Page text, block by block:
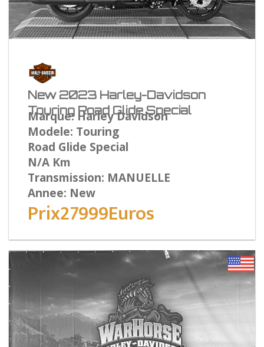
New 2023 Harley-Davidson
Touring Road Glide Special
Marque: Harley Davidson
Modele: Touring
Road Glide Special
N/A Km
Transmission: MANUELLE
Annee: New
Prix27999Euros